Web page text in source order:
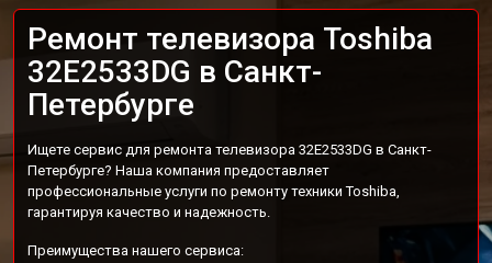
Ремонт телевизора Toshiba
32E2533DG в Санкт-
Петербурге
Ищете сервис для ремонта телевизора 32E2533DG в Санкт-
Петербурге? Наша компания предоставляет
профессиональные услуги по ремонту техники Toshiba,
гарантируя качество и надежность.
Преимущества нашего сервиса: